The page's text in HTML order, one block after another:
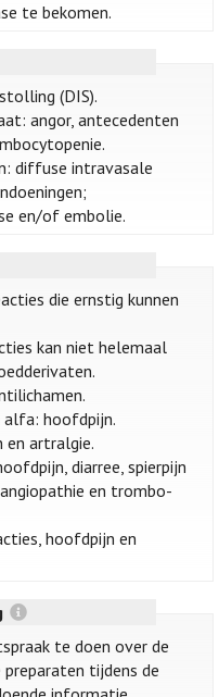
te bekomen.
(DIS).
angor, antecedenten
diffuse intravasale
en/of embolie.
die ernstig kunnen
kan niet helemaal
hoofdpijn.
artralgie.
diarree, spierpijn
en trombo-
hoofdpijn en
te doen over de
preparaten tijdens de